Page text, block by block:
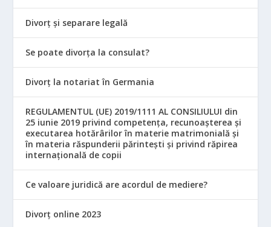
Divorț și separare legală
Se poate divorța la consulat?
Divorț la notariat în Germania
REGULAMENTUL (UE) 2019/1111 AL CONSILIULUI din
25 iunie 2019 privind competența, recunoașterea și
executarea hotărârilor în materie matrimonială și
în materia răspunderii părintești și privind răpirea
internațională de copii
Ce valoare juridică are acordul de mediere?
Divorț online 2023